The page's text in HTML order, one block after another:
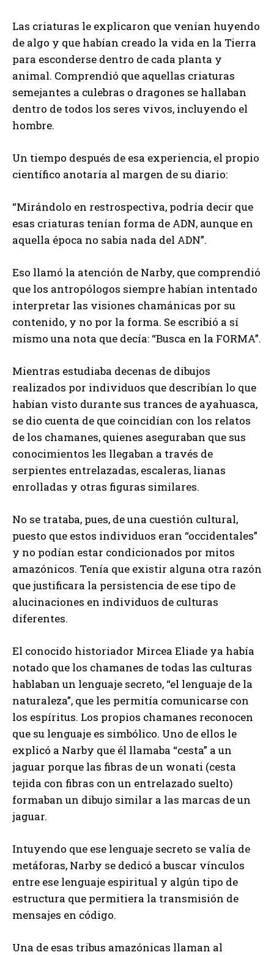
Las criaturas le explicaron que venían huyendo
de algo y que habían creado la vida en la Tierra
para esconderse dentro de cada planta y
animal. Comprendió que aquellas criaturas
semejantes a culebras o dragones se hallaban
dentro de todos los seres vivos, incluyendo el
hombre.
Un tiempo después de esa experiencia, el propio
científico anotaría al margen de su diario:
“Mirándolo en restrospectiva, podría decir que
esas criaturas tenían forma de ADN, aunque en
aquella época no sabía nada del ADN”.
Eso llamó la atención de Narby, que comprendió
que los antropólogos siempre habían intentado
interpretar las visiones chamánicas por su
contenido, y no por la forma. Se escribió a sí
mismo una nota que decía: “Busca en la FORMA”.
Mientras estudiaba decenas de dibujos
realizados por individuos que describían lo que
habían visto durante sus trances de ayahuasca,
se dio cuenta de que coincidían con los relatos
de los chamanes, quienes aseguraban que sus
conocimientos les llegaban a través de
serpientes entrelazadas, escaleras, lianas
enrolladas y otras figuras similares.
No se trataba, pues, de una cuestión cultural,
puesto que estos individuos eran “occidentales”
y no podían estar condicionados por mitos
amazónicos. Tenía que existir alguna otra razón
que justificara la persistencia de ese tipo de
alucinaciones en individuos de culturas
diferentes.
El conocido historiador Mircea Eliade ya había
notado que los chamanes de todas las culturas
hablaban un lenguaje secreto, “el lenguaje de la
naturaleza”, que les permitía comunicarse con
los espíritus. Los propios chamanes reconocen
que su lenguaje es simbólico. Uno de ellos le
explicó a Narby que él llamaba “cesta” a un
jaguar porque las fibras de un wonati (cesta
tejida con fibras con un entrelazado suelto)
formaban un dibujo similar a las marcas de un
jaguar.
Intuyendo que ese lenguaje secreto se valía de
metáforas, Narby se dedicó a buscar vínculos
entre ese lenguaje espiritual y algún tipo de
estructura que permitiera la transmisión de
mensajes en código.
Una de esas tribus amazónicas llaman al